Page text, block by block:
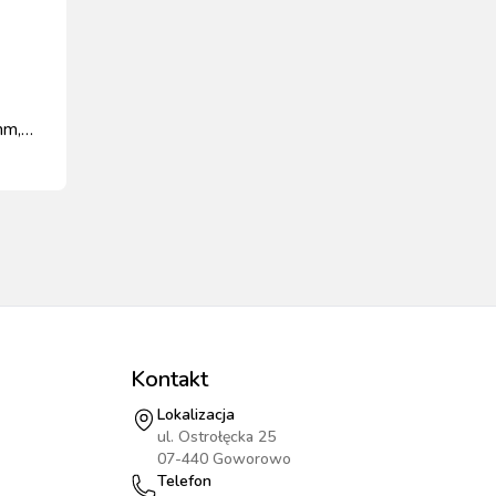
Kontakt
Lokalizacja
ul. Ostrołęcka 25
07-440 Goworowo
Telefon